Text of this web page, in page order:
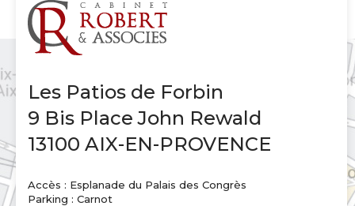
Les Patios de Forbin
9 Bis Place John Rewald
13100 AIX-EN-PROVENCE
Accès : Esplanade du Palais des Congrès
Parking : Carnot